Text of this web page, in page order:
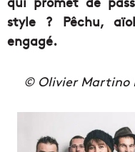
style ? Pêchu,
engagé.
© Olivier Martino